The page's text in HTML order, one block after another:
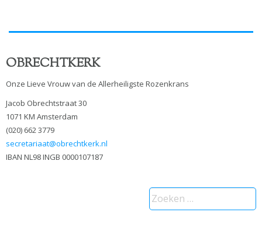
OBRECHTKERK
Onze Lieve Vrouw van de Allerheiligste Rozenkrans
Jacob Obrechtstraat 30
1071 KM Amsterdam
(020) 662 3779
secretariaat@obrechtkerk.nl
IBAN NL98 INGB 0000107187
Zoeken
naar: